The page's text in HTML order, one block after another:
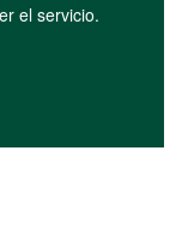
el servicio.